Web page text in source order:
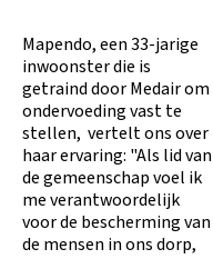
Mapendo, een 33-jarige
inwoonster die is
getraind door Medair om
ondervoeding vast te
stellen, vertelt ons over
haar ervaring: "Als lid van
de gemeenschap voel ik
me verantwoordelijk
voor de bescherming van
de mensen in ons dorp,